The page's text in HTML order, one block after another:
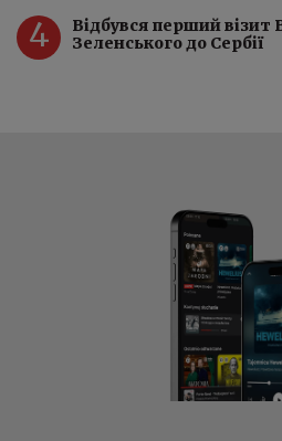
4
Відбувся перший
Зеленського до Сербії